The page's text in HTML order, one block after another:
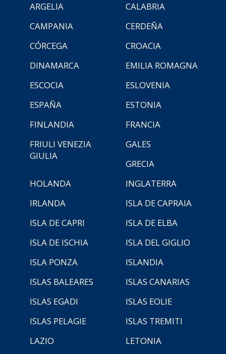
ARGELIA
CALABRIA
CAMPANIA
CERDEÑA
CÓRCEGA
CROACIA
DINAMARCA
EMILIA ROMAGNA
ESCOCIA
ESLOVENIA
ESPAÑA
ESTONIA
FINLANDIA
FRANCIA
FRIULI VENEZIA
GIULIA
GALES
GRECIA
HOLANDA
INGLATERRA
IRLANDA
ISLA DE CAPRAIA
ISLA DE CAPRI
ISLA DE ELBA
ISLA DE ISCHIA
ISLA DEL GIGLIO
ISLA PONZA
ISLANDIA
ISLAS BALEARES
ISLAS CANARIAS
ISLAS EGADI
ISLAS EOLIE
ISLAS PELAGIE
ISLAS TREMITI
LAZIO
LETONIA